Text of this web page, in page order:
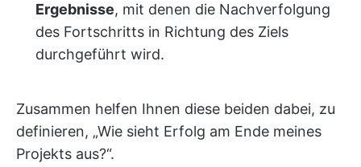
Ergebnisse, mit denen die Nachverfolgung
des Fortschritts in Richtung des Ziels
durchgeführt wird.
Zusammen helfen Ihnen diese beiden dabei, zu
definieren, „Wie sieht Erfolg am Ende meines
Projekts aus?“.